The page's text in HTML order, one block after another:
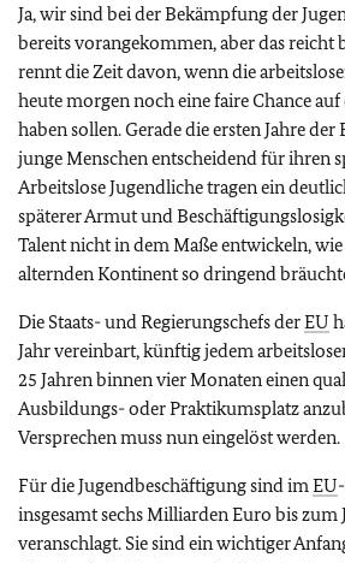
Ja, wir sind bei der Bekämpfung der
bereits vorangekommen, aber das reicht
rennt die Zeit davon, wenn die
heute morgen noch eine faire Chance
haben sollen. Gerade die ersten Jahre
junge Menschen entscheidend für ihren
Arbeitslose Jugendliche tragen ein
späterer Armut und
Talent nicht in dem Maße entwickeln,
alternden Kontinent so dringend
Die Staats- und Regierungschefs derEU
Jahr vereinbart, künftig jedem
25 Jahren binnen vier Monaten einen
Ausbildungs- oder Praktikumsplatz
Versprechen muss nun eingelöst werden.
Für die Jugendbeschäftigung sind imEU
insgesamt sechs Milliarden Euro bis zum
veranschlagt. Sie sind ein wichtiger